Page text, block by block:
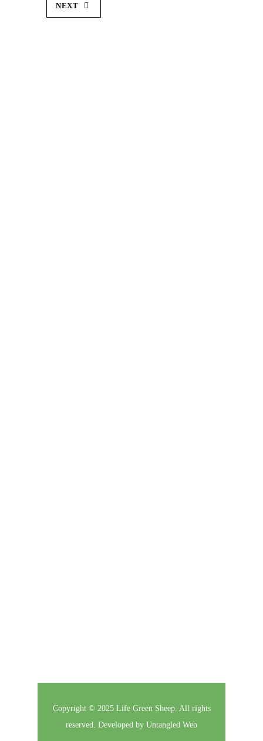
NEXT
Copyright © 2025 Life Green Sheep. All rights
reserved. Developed by Untangled Web